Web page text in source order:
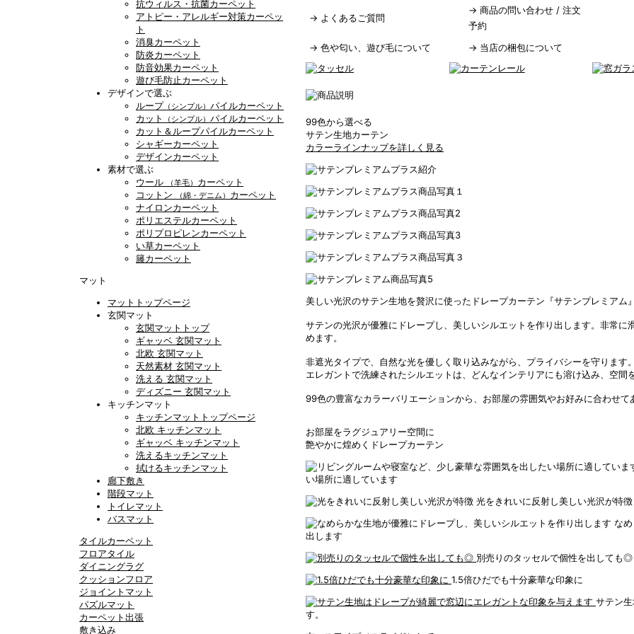
抗ウィルス・抗菌カーペット
アトピー・アレルギー対策カーペッ
ト
消臭カーペット
防炎カーペット
防音効果カーペット
遊び毛防止カーペット
デザインで選ぶ
ループ （シンプル） パイルカーペット
カット
（シンプル） パイルカーペット
カット＆ループパイルカーペット
シャギーカーペット
デザインカーペット
素材で選ぶ
ウール
（羊毛） カーペット
コットン
（綿・デニム） カーペット
ナイロンカーペット
ポリエステルカーペット
ポリプロピレンカーペット
い草カーペット
籐カーペット
マット
マットトップページ
玄関マット
玄関マットトップ
ギャッベ 玄関マット
北欧 玄関マット
天然素材 玄関マット
洗える 玄関マット
ディズニー 玄関マット
キッチンマット
キッチンマットトップページ
北欧 キッチンマット
ギャッベ キッチンマット
洗えるキッチンマット
拭けるキッチンマット
廊下敷き
階段マット
トイレマット
バスマット
タイルカーペット
フロアタイル
ダイニングラグ
クッションフロア
ジョイントマット
パズルマット
カーペット出張
敷き込み
→ よくあるご質問
→ 商品の問い合わせ / 注文
予約
→ 色や匂い、遊び毛について → 当店の梱包について
99色から選べる
サテン生地カーテン
カラーラインナップを詳しく見る
美しい光沢のサテン生地を贅沢に使ったドレープカーテン『サテンプレミアム
サテンの光沢が優雅にドレープし、美しいシルエットを作り出します。非常
めます。
非遮光タイプで、自然な光を優しく取り込みながら、プライバシーを守ります
エレガントで洗練されたシルエットは、どんなインテリアにも溶け込み、空間
99色の豊富なカラーバリエーションから、お部屋の雰囲気やお好みに合わせ
お部屋をラグジュアリー空間に
艶やかに煌めくドレープカーテン
い場所に適しています
光をきれいに反射し美しい光沢が特徴
な
出します
別売りのタッセルで個性を出しても◎
1.5倍ひだでも十分豪華な印象に
サテン
す。